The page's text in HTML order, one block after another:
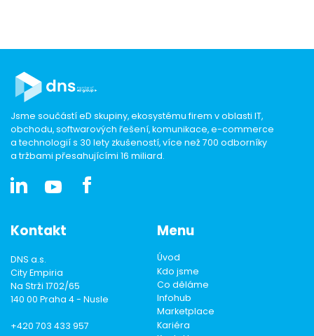
Jsme součástí eD skupiny, ekosystému firem v oblasti IT,
obchodu, softwarových řešení, komunikace, e-commerce
a technologií s 30 lety zkušeností, více než 700 odborníky
a tržbami přesahujícími 16 miliard.
Kontakt
DNS a.s.
City Empiria
Na Strži 1702/65
140 00 Praha 4 - Nusle
+420 703 433 957
Menu
Úvod
Kdo jsme
Co děláme
Infohub
Marketplace
Kariéra